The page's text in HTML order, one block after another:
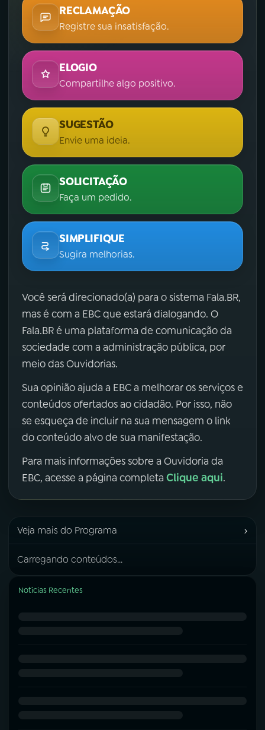
RECLAMAÇÃO
Registre sua insatisfação.
ELOGIO
Compartilhe algo positivo.
SUGESTÃO
Envie uma ideia.
SOLICITAÇÃO
Faça um pedido.
SIMPLIFIQUE
Sugira melhorias.
Você será direcionado(a) para o sistema Fala.BR,
mas é com a EBC que estará dialogando. O
Fala.BR é uma plataforma de comunicação da
sociedade com a administração pública, por
meio das Ouvidorias.
Sua opinião ajuda a EBC a melhorar os serviços e
conteúdos ofertados ao cidadão. Por isso, não
se esqueça de incluir na sua mensagem o link
do conteúdo alvo de sua manifestação.
Para mais informações sobre a Ouvidoria da
EBC, acesse a página completa Clique aqui.
Veja mais do Programa ›
Carregando conteúdos...
Notícias Recentes